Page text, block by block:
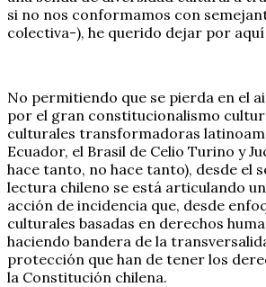
si no nos conformamos con
colectiva-), he querido dejar por
No permitiendo que se pierda en el
por el gran constitucionalismo
culturales transformadoras
Ecuador, el Brasil de Celio Turino y
hace tanto, no hace tanto), desde el
lectura chileno se está articulando
acción de incidencia que, desde
culturales basadas en derechos
haciendo bandera de la
protección que han de tener los
la Constitución chilena.